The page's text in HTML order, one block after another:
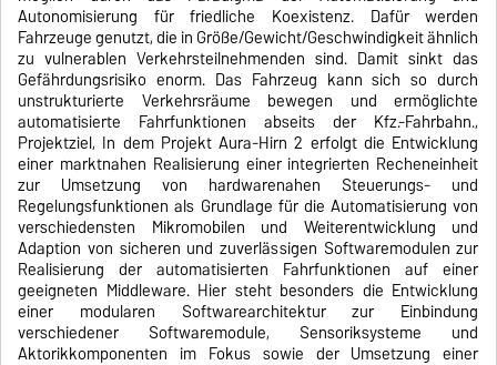
Autonomisierung für friedliche Koexistenz. Dafür werden
Fahrzeuge genutzt, die in Größe/Gewicht/Geschwindigkeit ähnlich
zu vulnerablen Verkehrsteilnehmenden sind. Damit sinkt das
Gefährdungsrisiko enorm. Das Fahrzeug kann sich so durch
unstrukturierte Verkehrsräume bewegen und ermöglichte
automatisierte Fahrfunktionen abseits der Kfz.-Fahrbahn.,
Projektziel, In dem Projekt Aura-Hirn 2 erfolgt die Entwicklung
einer marktnahen Realisierung einer integrierten Recheneinheit
zur Umsetzung von hardwarenahen Steuerungs- und
Regelungsfunktionen als Grundlage für die Automatisierung von
verschiedensten Mikromobilen und Weiterentwicklung und
Adaption von sicheren und zuverlässigen Softwaremodulen zur
Realisierung der automatisierten Fahrfunktionen auf einer
geeigneten Middleware. Hier steht besonders die Entwicklung
einer modularen Softwarearchitektur zur Einbindung
verschiedener Softwaremodule, Sensoriksysteme und
Aktorikkomponenten im Fokus sowie der Umsetzung einer